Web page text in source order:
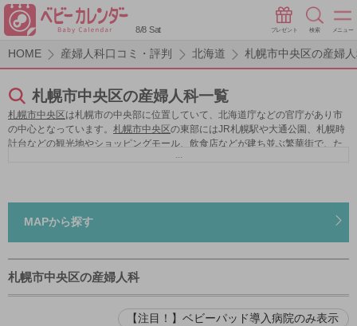
8/8 Sat プレゼント 検索 メニュー
HOME 産婦人科口コミ・評判 北海道 札幌市中央区の産婦
札幌市中央区の産婦人科一覧
札幌市中央区 は札幌市の中央部に位置していて、北海道庁などの官庁があり市
の中心となっています。 札幌市中央区の東部にはJR札幌駅や大通公園、札幌時
計台などの観光地やショッピングモール、飲食店などが建ち並ぶ繁華街で、た
くさんの人々でにぎわっています。一方、区の西部には宮の森・大倉山地区な
している子育て講座や、保育士による子育て相談、幼稚園の開放など、情報交
換や交流の場を設けています。産婦人科は、札幌厚生病院や札幌医科大学付属
病院などの総合病院のほかにも、婦人・小児病院、クリニックが多数あるの
で、産前から産後まで安心してお産ができる自分の理想とする産婦人科を選べ
ます。
...
MAPから探す
札幌市中央区の産婦人科
【注目！】ベビーパッド導入病院のみ表示